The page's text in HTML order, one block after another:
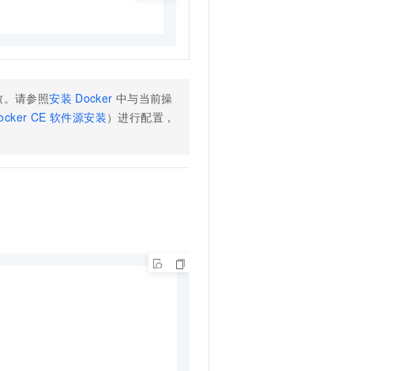
。请参照安装 Docker 中与当前操
CE 软件源安装）进行配置，